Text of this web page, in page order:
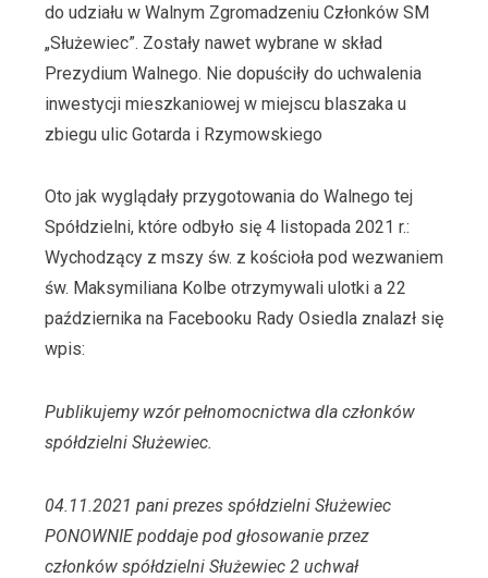
do udziału w Walnym Zgromadzeniu Członków SM
„Służewiec”. Zostały nawet wybrane w skład
Prezydium Walnego. Nie dopuściły do uchwalenia
inwestycji mieszkaniowej w miejscu blaszaka u
zbiegu ulic Gotarda i Rzymowskiego
Oto jak wyglądały przygotowania do Walnego tej
Spółdzielni, które odbyło się 4 listopada 2021 r.:
Wychodzący z mszy św. z kościoła pod wezwaniem
św. Maksymiliana Kolbe otrzymywali ulotki a 22
października na Facebooku Rady Osiedla znalazł się
wpis:
Publikujemy wzór pełnomocnictwa dla członków
spółdzielni Służewiec.
04.11.2021 pani prezes spółdzielni Służewiec
PONOWNIE poddaje pod głosowanie przez
członków spółdzielni Służewiec 2 uchwał